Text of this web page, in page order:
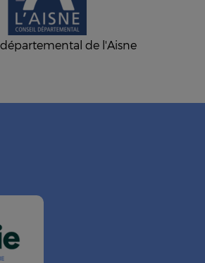
de l'Aisne